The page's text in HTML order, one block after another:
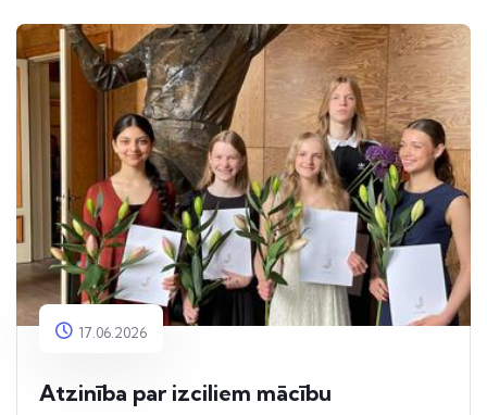
17.06.2026
Atzinība par izciliem mācību